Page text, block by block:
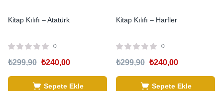
Kitap Kılıfı – Atatürk
0
₺299,90 ₺240,00
Sepete Ekle
Kitap Kılıfı – Harfler
0
₺299,90 ₺240,00
Sepete Ekle